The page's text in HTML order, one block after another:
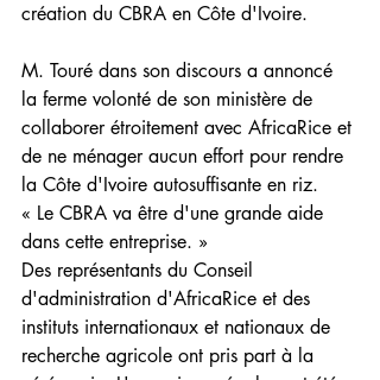
création du CBRA en Côte d'Ivoire.
M. Touré dans son discours a annoncé
la ferme volonté de son ministère de
collaborer étroitement avec AfricaRice et
de ne ménager aucun effort pour rendre
la Côte d'Ivoire autosuffisante en riz.
« Le CBRA va être d'une grande aide
dans cette entreprise. »
Des représentants du Conseil
d'administration d'AfricaRice et des
instituts internationaux et nationaux de
recherche agricole ont pris part à la